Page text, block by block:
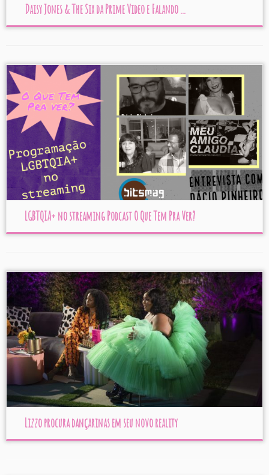
Daisy Jones & The Six da Prime Video e Falando ...
LGBTQIA+ no streaming Podcast O Que Tem Pra Ver?
Lizzo procura dançarinas em seu novo reality